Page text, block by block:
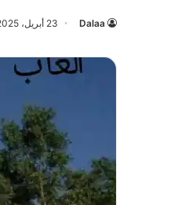
Dalaa 23 أبريل، 2025